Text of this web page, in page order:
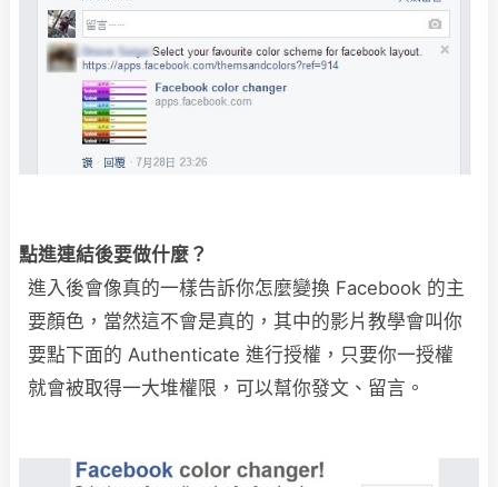
點進連結後要做什麼？
進入後會像真的一樣告訴你怎麼變換 Facebook 的主
要顏色，當然這不會是真的，其中的影片教學會叫你
要點下面的 Authenticate 進行授權，只要你一授權
就會被取得一大堆權限，可以幫你發文、留言。